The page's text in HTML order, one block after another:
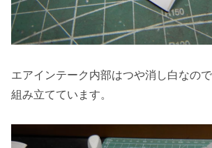
エアインテーク内部はつや消し白なの
組み立てています。